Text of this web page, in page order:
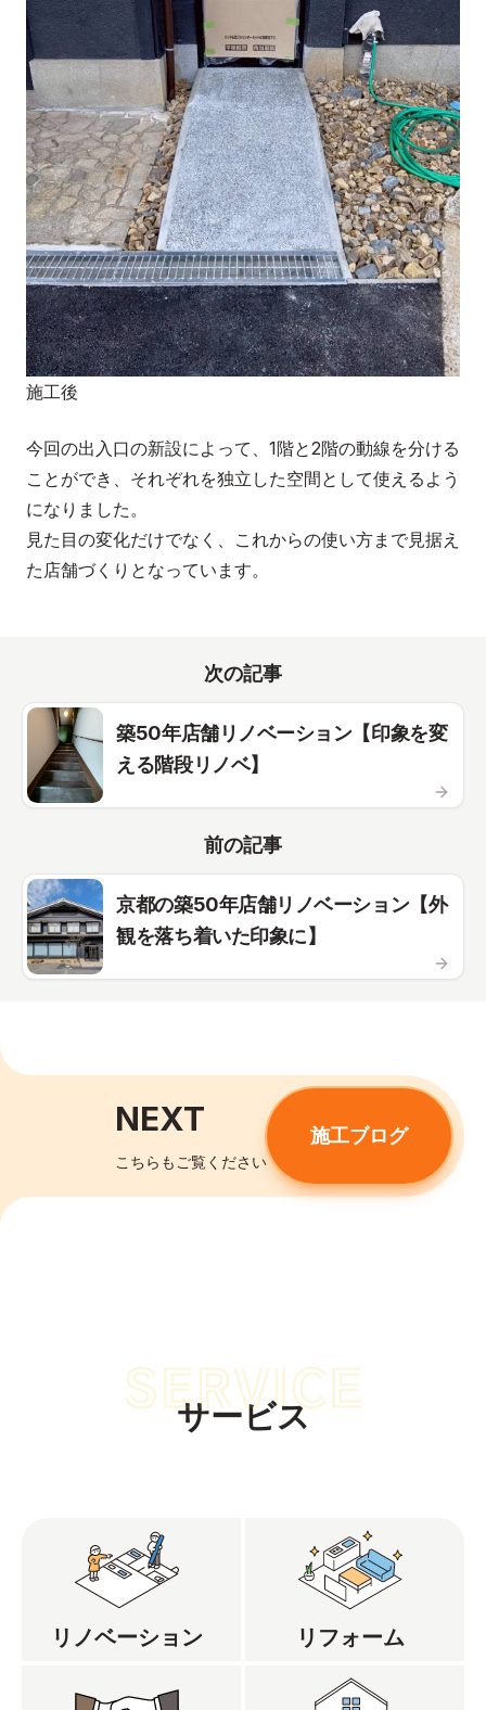
施工後
今回の出入口の新設によって、1階と2階の動線を分ける
ことができ、それぞれを独立した空間として使えるよう
になりました。
見た目の変化だけでなく、これからの使い方まで見据え
た店舗づくりとなっています。
次の記事
築50年店舗リノベーション【印象を変
える階段リノベ】
前の記事
京都の築50年店舗リノベーション【外
観を落ち着いた印象に】
NEXT
こちらもご覧ください
施工ブログ
サービス
リノベーション リフォーム